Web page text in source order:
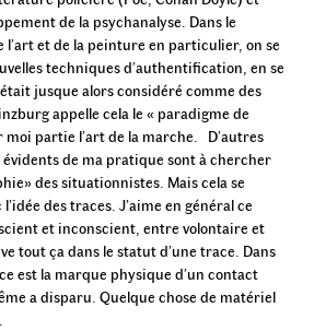
de la psychanalyse. Dans le
l’art et de la peinture en particulier, on se
techniques d’authentification, en se
jusque alors considéré comme des
appelle cela le « paradigme de
moi partie l’art de la marche. D’autres
de ma pratique sont à chercher
des situationnistes. Mais cela se
des traces. J’aime en général ce
et inconscient, entre volontaire et
tout ça dans le statut d’une trace. Dans
est la marque physique d’un contact
a disparu. Quelque chose de matériel